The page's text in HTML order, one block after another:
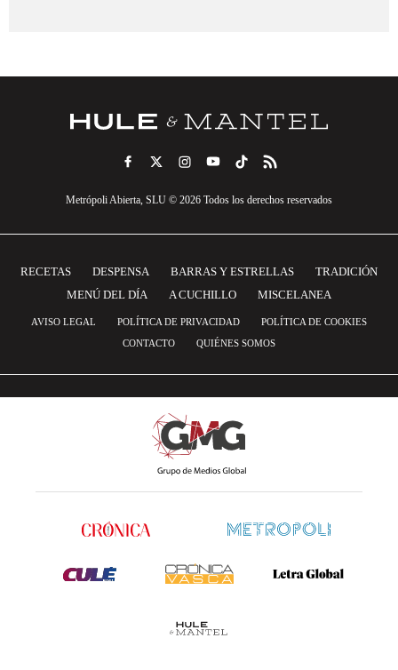
Metrópoli Abierta, SLU © 2026 Todos los derechos reservados
RECETAS DESPENSA BARRAS Y ESTRELLAS
TRADICIÓN
MENÚ DEL DÍA
A CUCHILLO MISCELANEA
AVISO LEGAL POLÍTICA DE PRIVACIDAD
POLÍTICA DE COOKIES
CONTACTO
QUIÉNES SOMOS